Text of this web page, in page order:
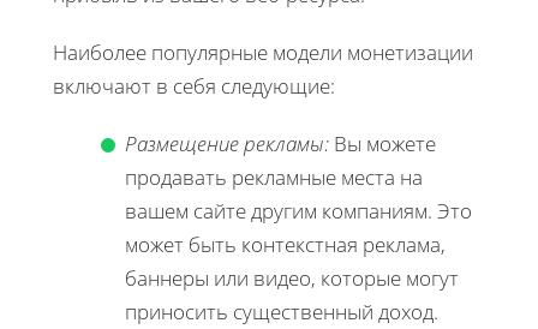
Наиболее популярные модели монетизации
включают в себя следующие:
Размещение рекламы: Вы можете
продавать рекламные места на
вашем сайте другим компаниям. Это
может быть контекстная реклама,
баннеры или видео, которые могут
приносить существенный доход.